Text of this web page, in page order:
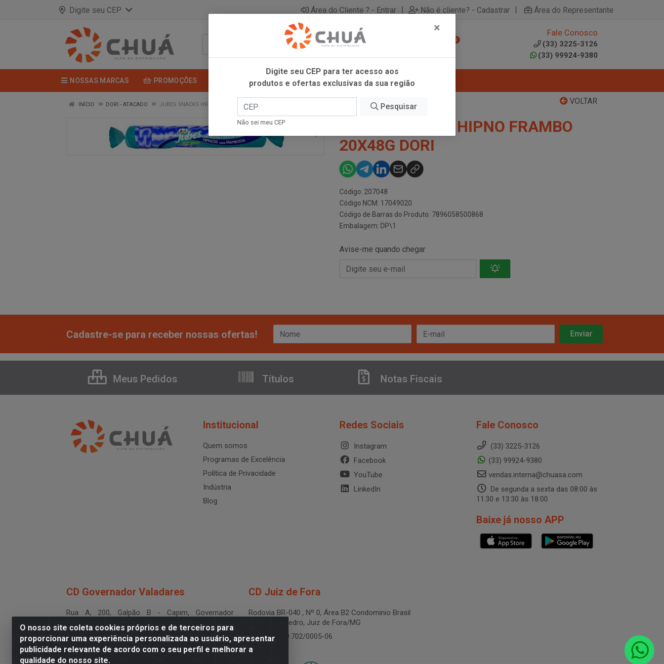
Digite seu CEP Área do Cliente ? - Entrar | Não é cliente? - Cadastrar | Área do Representante
0
Fale Conosco
(33) 3225-3126
(33) 99924-9380
NOSSAS MARCAS PROMOÇÕES
VOLTAR
INÍCIO DORI - ATACADO JUBES SNACKS HIPNO FRAMBO 20X48G DORI
JUBES SNACKS HIPNO FRAMBO
20X48G DORI
Código: 207048
Código NCM: 17049020
Código de Barras do Produto: 7896058500868
Embalagem: DP\1
Avise-me quando chegar
O nosso site coleta cookies próprios e de terceiros para
proporcionar uma experiência personalizada ao usuário, apresentar
publicidade relevante de acordo com o seu perfil e melhorar a
qualidade do nosso site.
Cadastre-se para receber nossas ofertas!
Meus Pedidos Títulos Notas Fiscais
Institucional
Quem somos
Programas de Excelência
Política de Privacidade
Indústria
Blog
Redes Sociais
Instagram
Facebook
YouTube
LinkedIn
Fale Conosco
(33) 3225-3126
(33) 99924-9380
vendas.interna@chuasa.com
De segunda a sexta das 08:00 às
11:30 e 13:30 às 18:00
Baixe já nosso APP
CD Governador Valadares
Rua A, 200, Galpão B - Capim, Governador
Valadares/MG - CEP 35.024-400
CNPJ 19.199.702/0003-36
CD Juiz de Fora
Rodovia BR-040 , Nº 0, Área B2 Condominio Brasil
LOG - São Pedro, Juiz de Fora/MG
CNPJ 19.199.702/0005-06
×
Digite seu CEP para ter acesso aos
produtos e ofertas exclusivas da sua região
Pesquisar
Não sei meu CEP